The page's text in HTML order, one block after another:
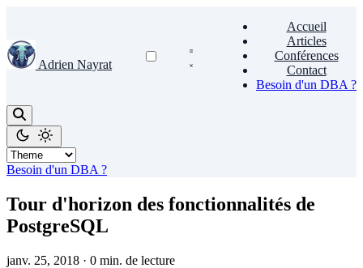
Adrien Nayrat
Accueil
Articles
Conférences
Contact
Besoin d'un DBA ?
Besoin d'un DBA ?
Tour d'horizon des fonctionnalités de
PostgreSQL
janv. 25, 2018 · 0 min. de lecture